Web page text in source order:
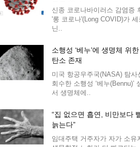
신종 코로나바이러스 감염증
'롱 코로나'(Long COVID)가 세
닌..
소행성 ‘베누’에 생명체 위한
탄소 존재
미국 항공우주국(NASA) 탐사
회수한 소행성 ‘베누(Bennu)’
서 생명체에..
“집 없으면 흡연, 비만보다
늙는다”
임대주택 거주자가 자가 소유